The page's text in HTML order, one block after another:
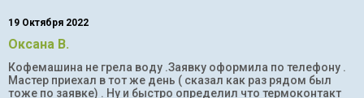
19 Октября 2022
Оксана В.
Кофемашина не грела воду .Заявку оформила по телефону .
Мастер приехал в тот же день ( сказал как раз рядом был
тоже по заявке) . Ну и быстро определил что термоконтакт